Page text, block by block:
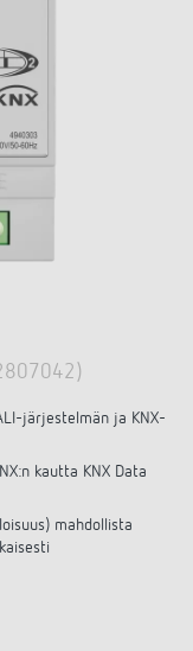
järjestelmän ja KNX-
kautta KNX Data
mahdollista